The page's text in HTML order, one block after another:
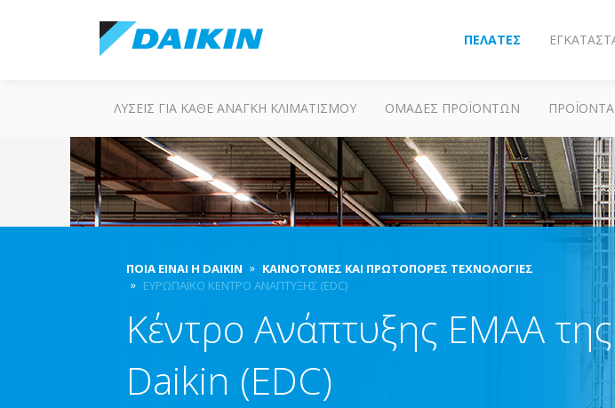
ΠΕΛΆΤΕΣ
ΛΎΣΕΙΣ ΓΙΑ ΚΆΘΕ ΑΝΆΓΚΗ ΚΛΙΜΑΤΙΣΜΟΎ ΟΜΆΔΕΣ ΠΡΟΪΌΝΤΩΝ ΠΡΟΪΌΝΤΑ
ΠΟΙΑ ΕΊΝΑΙ Η DAIKIN
ΚΑΙΝΟΤΌΜΕΣ ΚΑΙ ΠΡΩΤΟΠΌΡΕΣ ΤΕΧΝΟΛΟΓΊΕΣ
ΕΥΡΩΠΑΪΚΌ ΚΈΝΤΡΟ ΑΝΆΠΤΥΞΗΣ (EDC)
Κέντρο Ανάπτυξης ΕΜΑΑ της
Daikin (EDC)